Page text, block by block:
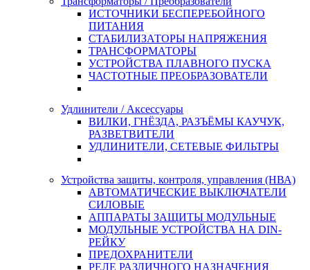
ИСТОЧНИКИ БЕСПЕРЕБОЙНОГО
ПИТАНИЯ
СТАБИЛИЗАТОРЫ НАПРЯЖЕНИЯ
ТРАНСФОРМАТОРЫ
УСТРОЙСТВА ПЛАВНОГО ПУСКА
ЧАСТОТНЫЕ ПРЕОБРАЗОВАТЕЛИ
Удлинители / Аксессуары
ВИЛКИ, ГНЁЗДА, РАЗЪЁМЫ КАУЧУК,
РАЗВЕТВИТЕЛИ
УДЛИНИТЕЛИ, СЕТЕВЫЕ ФИЛЬТРЫ
Устройства защиты, контроля, управления (НВА)
АВТОМАТИЧЕСКИЕ ВЫКЛЮЧАТЕЛИ
СИЛОВЫЕ
АППАРАТЫ ЗАЩИТЫ МОДУЛЬНЫЕ
МОДУЛЬНЫЕ УСТРОЙСТВА НА DIN-
РЕЙКУ
ПРЕДОХРАНИТЕЛИ
РЕЛЕ РАЗЛИЧНОГО НАЗНАЧЕНИЯ